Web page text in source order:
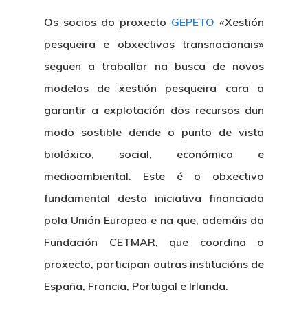
Os socios do proxecto GEPETO «Xestión
pesqueira e obxectivos transnacionais»
seguen a traballar na busca de novos
modelos de xestión pesqueira cara a
garantir a explotación dos recursos dun
modo sostible dende o punto de vista
biolóxico, social, económico e
medioambiental. Este é o obxectivo
fundamental desta iniciativa financiada
pola Unión Europea e na que, ademáis da
Fundación CETMAR, que coordina o
proxecto, participan outras institucións de
España, Francia, Portugal e Irlanda.